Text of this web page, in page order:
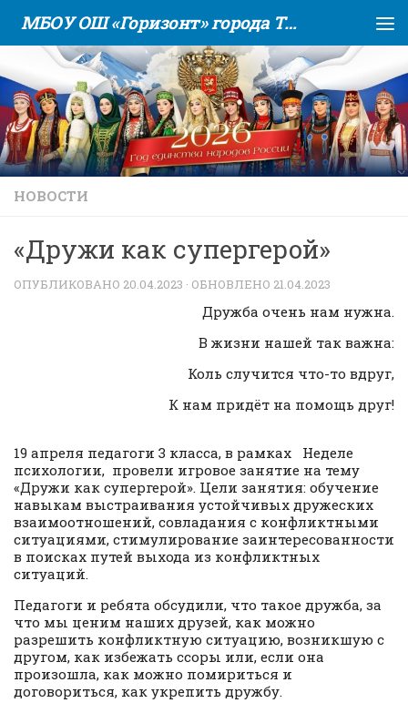
Skip to content МБОУ ОШ «Горизонт» города Тюмени
НОВОСТИ
«Дружи как супергерой»
ОПУБЛИКОВАНО 20.04.2023 · ОБНОВЛЕНО 21.04.2023
Дружба очень нам нужна.
В жизни нашей так важна:
Коль случится что-то вдруг,
К нам придёт на помощь друг!
19 апреля педагоги 3 класса, в рамках Неделе
психологии, провели игровое занятие на тему
«Дружи как супергерой». Цели занятия: обучение
навыкам выстраивания устойчивых дружеских
взаимоотношений, совладания с конфликтными
ситуациями, стимулирование заинтересованности
в поисках путей выхода из конфликтных
ситуаций.
Педагоги и ребята обсудили, что такое дружба, за
что мы ценим наших друзей, как можно
разрешить конфликтную ситуацию, возникшую с
другом, как избежать ссоры или, если она
произошла, как можно помириться и
договориться, как укрепить дружбу.